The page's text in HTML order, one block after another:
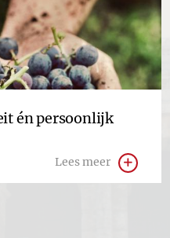
én persoonlijk
Lees meer